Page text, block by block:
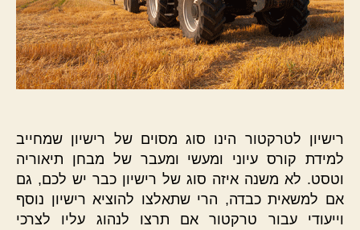
רישיון לטרקטור הינו סוג מסוים של רישיון שמחייב
למידת קורס עיוני ומעשי ומעבר של מבחן תיאוריה
וטסט. לא משנה איזה סוג של רישיון כבר יש לכם, גם
אם למשאית כבדה, הרי שתאלצו להוציא רישיון נוסף
וייעודי עבור טרקטור אם תרצו לנהוג עליו לצרכי